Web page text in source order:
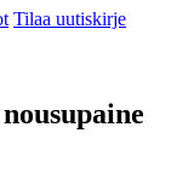
Tilaa uutiskirje